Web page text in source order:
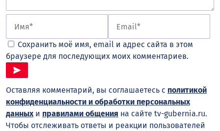
Сохранить моё имя, email и адрес сайта в этом
браузере для последующих моих комментариев.
Оставляя комментарий, вы соглашаетесь с политикой
конфиденциальности и обработки персональных
данныхи правилами общения на сайте tv-gubernia.ru.
Чтобы отслеживать ответы и реакции пользователей